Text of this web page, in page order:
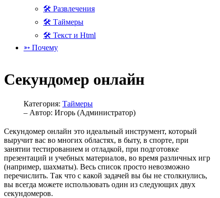
🛠 Развлечения
🛠 Таймеры
🛠 Текст и Html
➳ Почему
Секундомер онлайн
Категория: Таймеры
– Автор: Игорь (Администратор)
Секундомер онлайн это идеальный инструмент, который
выручит вас во многих областях, в быту, в спорте, при
занятии тестированием и отладкой, при подготовке
презентаций и учебных материалов, во время различных игр
(например, шахматы). Весь список просто невозможно
перечислить. Так что с какой задачей вы бы не столкнулись,
вы всегда можете использовать один из следующих двух
секундомеров.